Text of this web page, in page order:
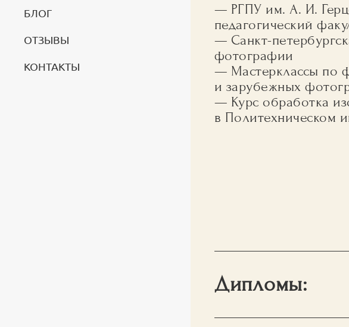
БЛОГ
ОТЗЫВЫ
КОНТАКТЫ
— РГПУ им. А. И.
педагогический
— Санкт-
фотографии
— Мастерклассы по
и зарубежных
— Курс обработка
в Политехническом
Дипломы: